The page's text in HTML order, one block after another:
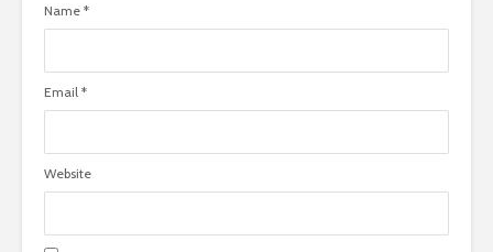
Name *
Email *
Website